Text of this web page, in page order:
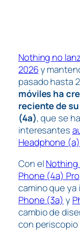
Nothing no
2026y
pasado hasta
móviles ha
reciente de
(4a), que se
interesantes
Headphone (a)
Con el
Phone (4a) Pro
camino que ya
Phone (3a) y
cambio de
con